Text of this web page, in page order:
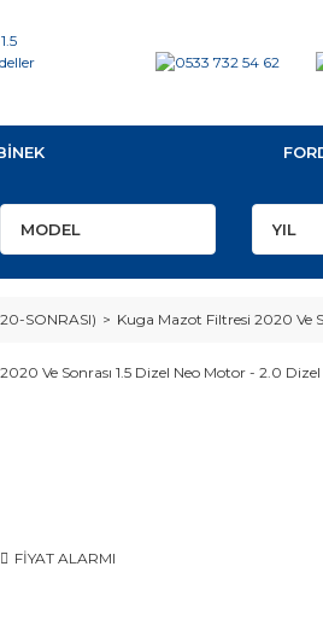
SONRASI) Kuga Mazot Filtresi 2020 Ve
FİYAT ALARMI